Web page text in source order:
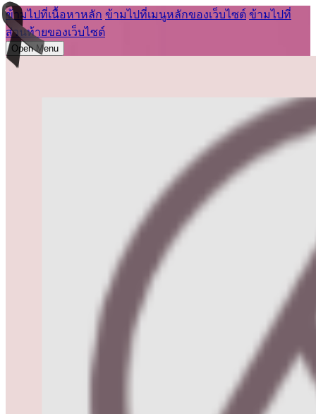
ข้ามไปที่เนื้อหาหลัก ข้ามไปที่เมนูหลักของเว็บไซต์ ข้ามไปที่
ส่วนท้ายของเว็บไซต์
Open Menu